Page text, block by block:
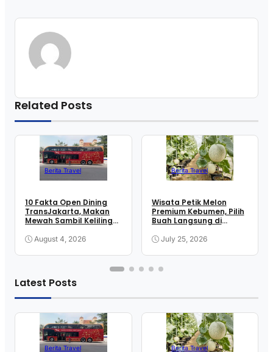
Related Posts
Berita Travel
10 Fakta Open Dining
TransJakarta, Makan
Mewah Sambil Keliling
August 4, 2026
Berita Travel
Wisata Petik Melon
Premium Kebumen, Pilih
Buah Langsung di
July 25, 2026
Latest Posts
Berita Travel Berita Travel